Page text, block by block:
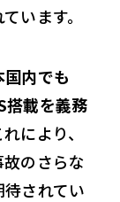
います。
国内でも
搭載を義務
により、
のさらな
されてい